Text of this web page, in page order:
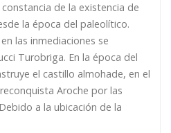
de la existencia de
la época del paleolítico.
las inmediaciones se
Turobriga. En la época del
el castillo almohade, en el
Aroche por las
a la ubicación de la